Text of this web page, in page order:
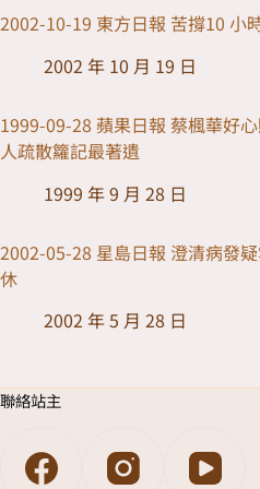
2002-10-19 東方日報 苦撐10 小
2002 年 10 月 19 日
1999-09-28 蘋果日報 蔡楓華好
人疏散籮記最著遺
1999 年 9 月 28 日
2002-05-28 星島日報 澄清病發
休
2002 年 5 月 28 日
聯絡站主